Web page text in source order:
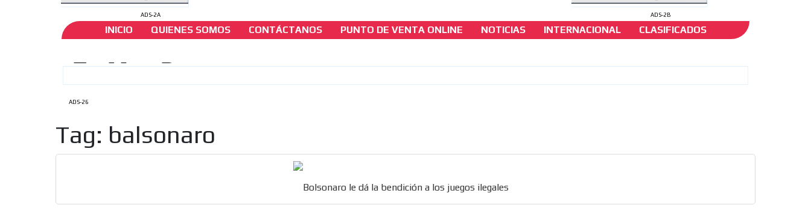
ADS-2A ADS-2B
INICIO QUIENES SOMOS CONTÁCTANOS PUNTO DE VENTA ONLINE NOTICIAS INTERNACIONAL CLASIFICADOS
Bolsonaro le dá la bendición a los juegos ilegales
ADS-26
Tag: balsonaro
Bolsonaro le dá la bendición a los juegos ilegales